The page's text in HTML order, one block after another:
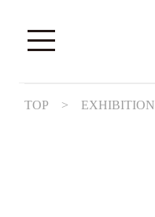
TOP > EXHIBITION